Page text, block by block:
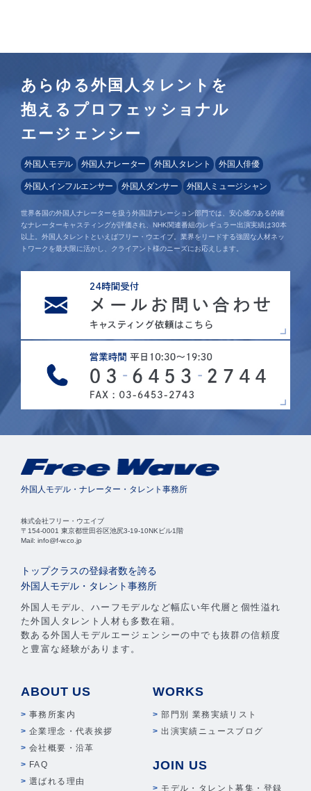
あらゆる外国人タレントを
抱えるプロフェッショナル
エージェンシー
外国人モデル 外国人ナレーター 外国人タレント 外国人俳優
外国人インフルエンサー 外国人ダンサー 外国人ミュージシャン
世界各国の外国人ナレーターを扱う外国語ナレーション部門では、安心感のある的確
なナレーターキャスティングが評価され、NHK関連番組のレギュラー出演実績は30本
以上。外国人タレントといえばフリー・ウエイブ。業界をリードする強固な人材ネッ
トワークを最大限に活かし、クライアント様のニーズにお応えします。
外国人モデル・ナレーター・タレント事務所
株式会社フリー・ウエイブ
〒154-0001 東京都世田谷区池尻3-19-10NKビル1階
Mail: info@f-w.co.jp
トップクラスの登録者数を誇る
外国人モデル・タレント事務所
外国人モデル、ハーフモデルなど幅広い年代層と個性溢れ
た外国人タレント人材も多数在籍。
数ある外国人モデルエージェンシーの中でも抜群の信頼度
と豊富な経験があります。
ABOUT US
事務所案内
企業理念・代表挨拶
会社概要・沿革
FAQ
選ばれる理由
WORKS
部門別 業務実績リスト
出演実績ニュースブログ
JOIN US
モデル・タレント募集・登録